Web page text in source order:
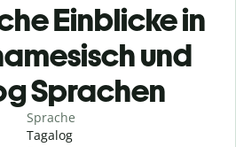
Einblicke in
und
Sprachen
Sprache
Tagalog